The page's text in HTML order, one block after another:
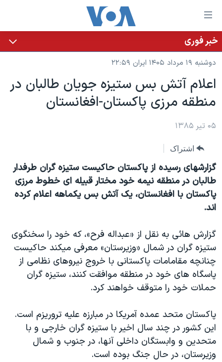
لینکهای
قابل
دسترسی
جهش
محتوای
اصلی
به
اصلی
جهش
به
جستجو
خانه
نسخه سبک وب‌سایت
موضوع ها
ایران
آمریکا
گزیده‌ها
ویژه برنامه‌ها
فرهنگ و زندگی
حقوق شهروندی
اقتصادی
علم و فناوری
گالری عکس
آرشیو پخش زنده
برنامه های تلویزیونی
جدول برنامه ها
صفحه‌های ویژه
عملیات خشم حماسی
۲۵۰سالگی آمریکا
مستندها
انتخابات ریاست جمهوری آمریکا ۲۰۲۴
حمله جمهوری اسلامی به اسرائیل
رمز مهسا
اعتراضات زن، زندگی، آزادی
مجموعه مستندهای دادخواهی
تریبونال مردمی آبان ۹۸
پخش رادیویی
یادگیری زبان انگلیسی
دنبال کنید
خبر فوری
دوشنبه ۱۹ مرداد ۱۴۰۵ ایران ۲۲:۵۹
اعلام آتش بس ستيزه جويان طالبان در
منطقه مرزی پاکستان-افغانستان
۰۵ تیر ۱۳۸۵
اشتراک
گزارشهای رسيده از پاکستان حاکيست ستيزه گران طرفدار
طالبان در منطقه نيمه خود مختار قبيله ای خطوط مرزی
پاکستان با افغانستان، يک آتش بس يکماهه اعلام کرده
اند.
گزارش هائی به نقل از «عبداله فرح»، که خود را سخنگوی
ستيزه گران در شمال «وزيرستان» معرفی ميکند حاکيست
چنانچه مقامامات پاکستانی با خروج نيروهای نظامی از
پاسگاه های خود در منطقه موافقت کنند، ستيزه گران
حملات خود را متوقف خواهند کرد.
پاکستان متحد عمده آمريکا در مبارزه عليه تروريزم است.
اين کشور در چند سال اخير با ستيزه گران خارجی و با
متحدين و وابستگان داخلی آنها، در جنوب و شمال
وزيرستان، در حال جنگ بوده است.